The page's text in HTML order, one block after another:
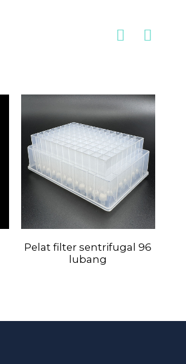
Pelat filter sentrifugal 96
lubang